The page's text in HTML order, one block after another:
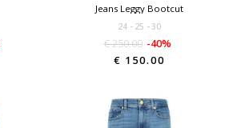
Jeans Leggy Bootcut
24 25 30
€ 250.00 -40%
€ 150.00